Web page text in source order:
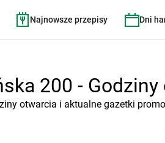
Najnowsze przepisy Dni
200 -
otwarcia i aktualne gazetki